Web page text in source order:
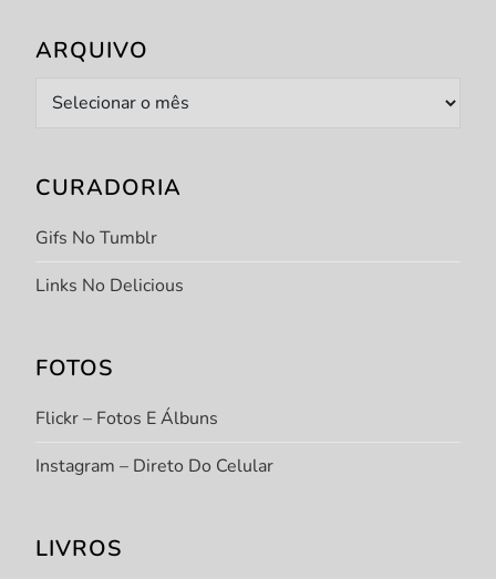
ARQUIVO
Arquivo
CURADORIA
Gifs No Tumblr
Links No Delicious
FOTOS
Flickr – Fotos E Álbuns
Instagram – Direto Do Celular
LIVROS